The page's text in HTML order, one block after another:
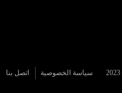
سياسة الخصوصية اتصل بنا